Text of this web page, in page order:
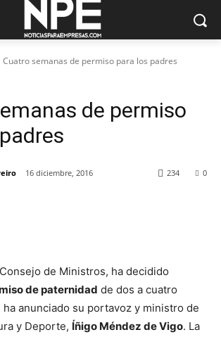
Cuatro semanas de permiso para los padres
de permiso
16 diciembre, 2016 0
234
de Ministros, ha decidido
de paternidad de dos a cuatro
ha anunciado su portavoz y ministro de
y Deporte, Íñigo Méndez de Vigo. La